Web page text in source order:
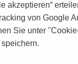
akzeptieren“
von Google
Sie unter